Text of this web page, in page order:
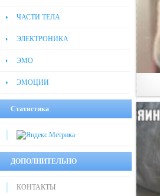
ЧАСТИ ТЕЛА
ЭЛЕКТРОНИКА
ЭМО
ЭМОЦИИ
Статистика
ДОПОЛНИТЕЛЬНО
КОНТАКТЫ